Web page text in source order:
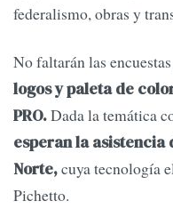
federalismo, obras y
No faltarán las
logos y paleta de
PRO.Dada la temática
esperan la asistencia
Norte,cuya tecnología
Pichetto.